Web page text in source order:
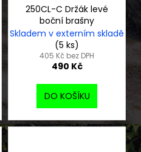
250CL-C Držák levé
boční brašny
Skladem v externím skladě
(5 ks)
405 Kč bez DPH
490 Kč
DO KOŠÍKU